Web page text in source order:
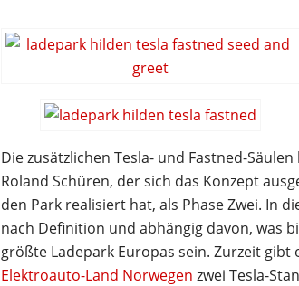
Die zusätzlichen Tesla- und Fastned-
Roland Schüren, der sich das Konzept
den Park realisiert hat, als Phase Zwei. In
nach Definition und abhängig davon, was
größte Ladepark Europas sein. Zurzeit gibt
Elektroauto-Land Norwegen zwei Tesla-